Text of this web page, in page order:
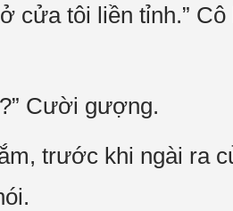
cửa tôi liền tỉnh.” Cô
Cười gượng.
trước khi ngài ra